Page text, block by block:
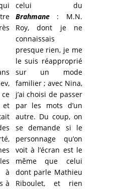
et
à
à
celui du
Brahmane: M.N.
Roy, dont je ne
connaissais
presque rien, je me
le suis réapproprié
sur un mode
familier ; avec Nina,
j’ai choisi de passer
par les mots d’un
autre. Du coup, on
se demande si le
personnage qu’on
voit à l’écran est le
même que celui
dont parle Mathieu
Riboulet, et rien